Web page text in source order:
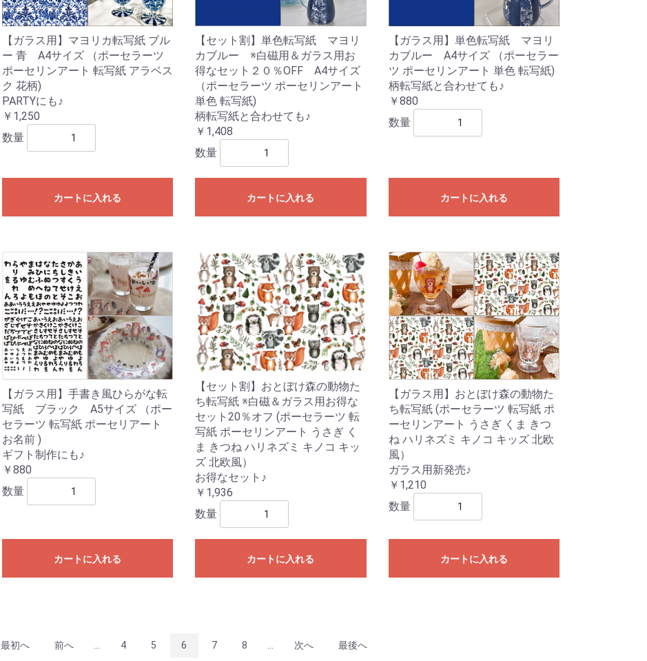
【ガラス用】マヨリカ転写紙 ブル
ー 青 A4サイズ （ポーセラーツ
ポーセリンアート 転写紙 アラベス
ク 花柄)
PARTYにも♪
￥1,250
数量
カートに入れる
【セット割】単色転写紙 マヨリ
カブルー ※白磁用＆ガラス用お
得なセット２０％OFF A4サイズ
（ポーセラーツ ポーセリンアート
単色 転写紙)
柄転写紙と合わせても♪
￥1,408
数量
カートに入れる
【ガラス用】単色転写紙 マヨリ
カブルー A4サイズ （ポーセラー
ツ ポーセリンアート 単色 転写紙)
柄転写紙と合わせても♪
￥880
数量
カートに入れる
【ガラス用】手書き風ひらがな転
写紙 ブラック A5サイズ （ポー
セラーツ 転写紙 ポーセリアート
お名前 )
ギフト制作にも♪
￥880
数量
カートに入れる
【セット割】おとぼけ森の動物た
ち転写紙 ※白磁＆ガラス用お得な
セット20％オフ (ポーセラーツ 転
写紙 ポーセリンアート うさぎ く
ま きつね ハリネズミ キノコ キッ
ズ 北欧風）
お得なセット♪
￥1,936
数量
カートに入れる
【ガラス用】おとぼけ森の動物た
ち転写紙 (ポーセラーツ 転写紙 ポ
ーセリンアート うさぎ くま きつ
ね ハリネズミ キノコ キッズ 北欧
風）
ガラス用新発売♪
￥1,210
数量
カートに入れる
最初へ 前へ ... 4 5 6 7 8 ... 次へ 最後へ